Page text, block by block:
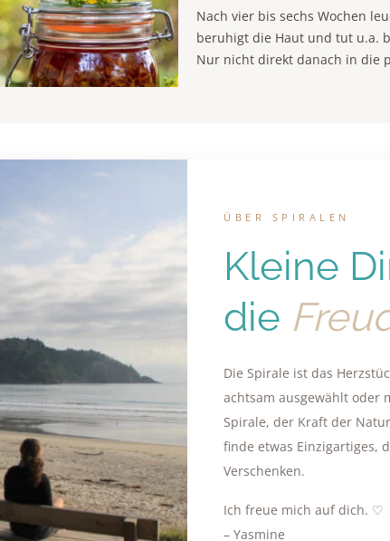
Nach vier bis sechs Wochen
beruhigt die Haut und tut u.a.
Nur nicht direkt danach in die
ÜBER SPIRALEN
Kleine
die
Die Spirale ist das
achtsam ausgewählt oder
Spirale, der Kraft der
finde etwas Einzigartiges,
Verschenken.
Ich freue mich auf dich. ♡
– Yasmine